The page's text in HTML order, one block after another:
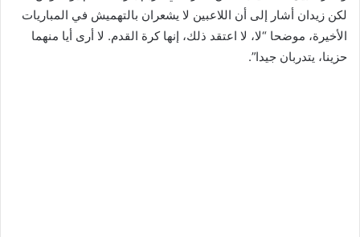
لكن زيدان أشار إلى أن اللاعبين لا يشعران بالتهميش في المباريات
الأخيرة، موضحا “لا، لا اعتقد ذلك، إنها كرة القدم. لا أرى أيا منهما
حزينا، يتدربان جيدا”.